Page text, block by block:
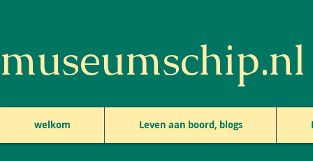
museumschip.nl
welkom Leven aan boord, blogs